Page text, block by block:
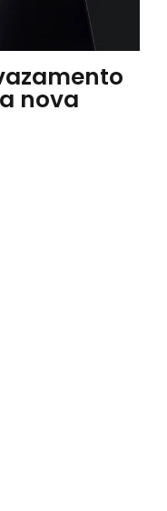
nova